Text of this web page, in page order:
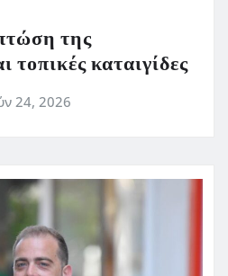
της
τοπικές καταιγίδες
24, 2026